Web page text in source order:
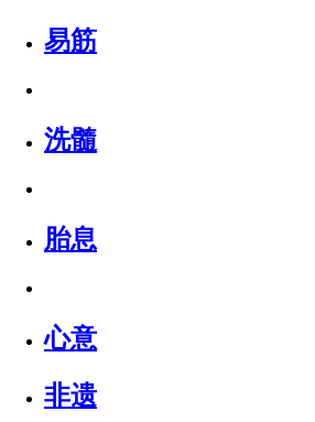
易筋
洗髓
胎息
心意
非遗